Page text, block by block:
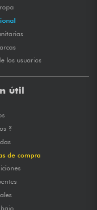
los usuarios
útil
?
de compra